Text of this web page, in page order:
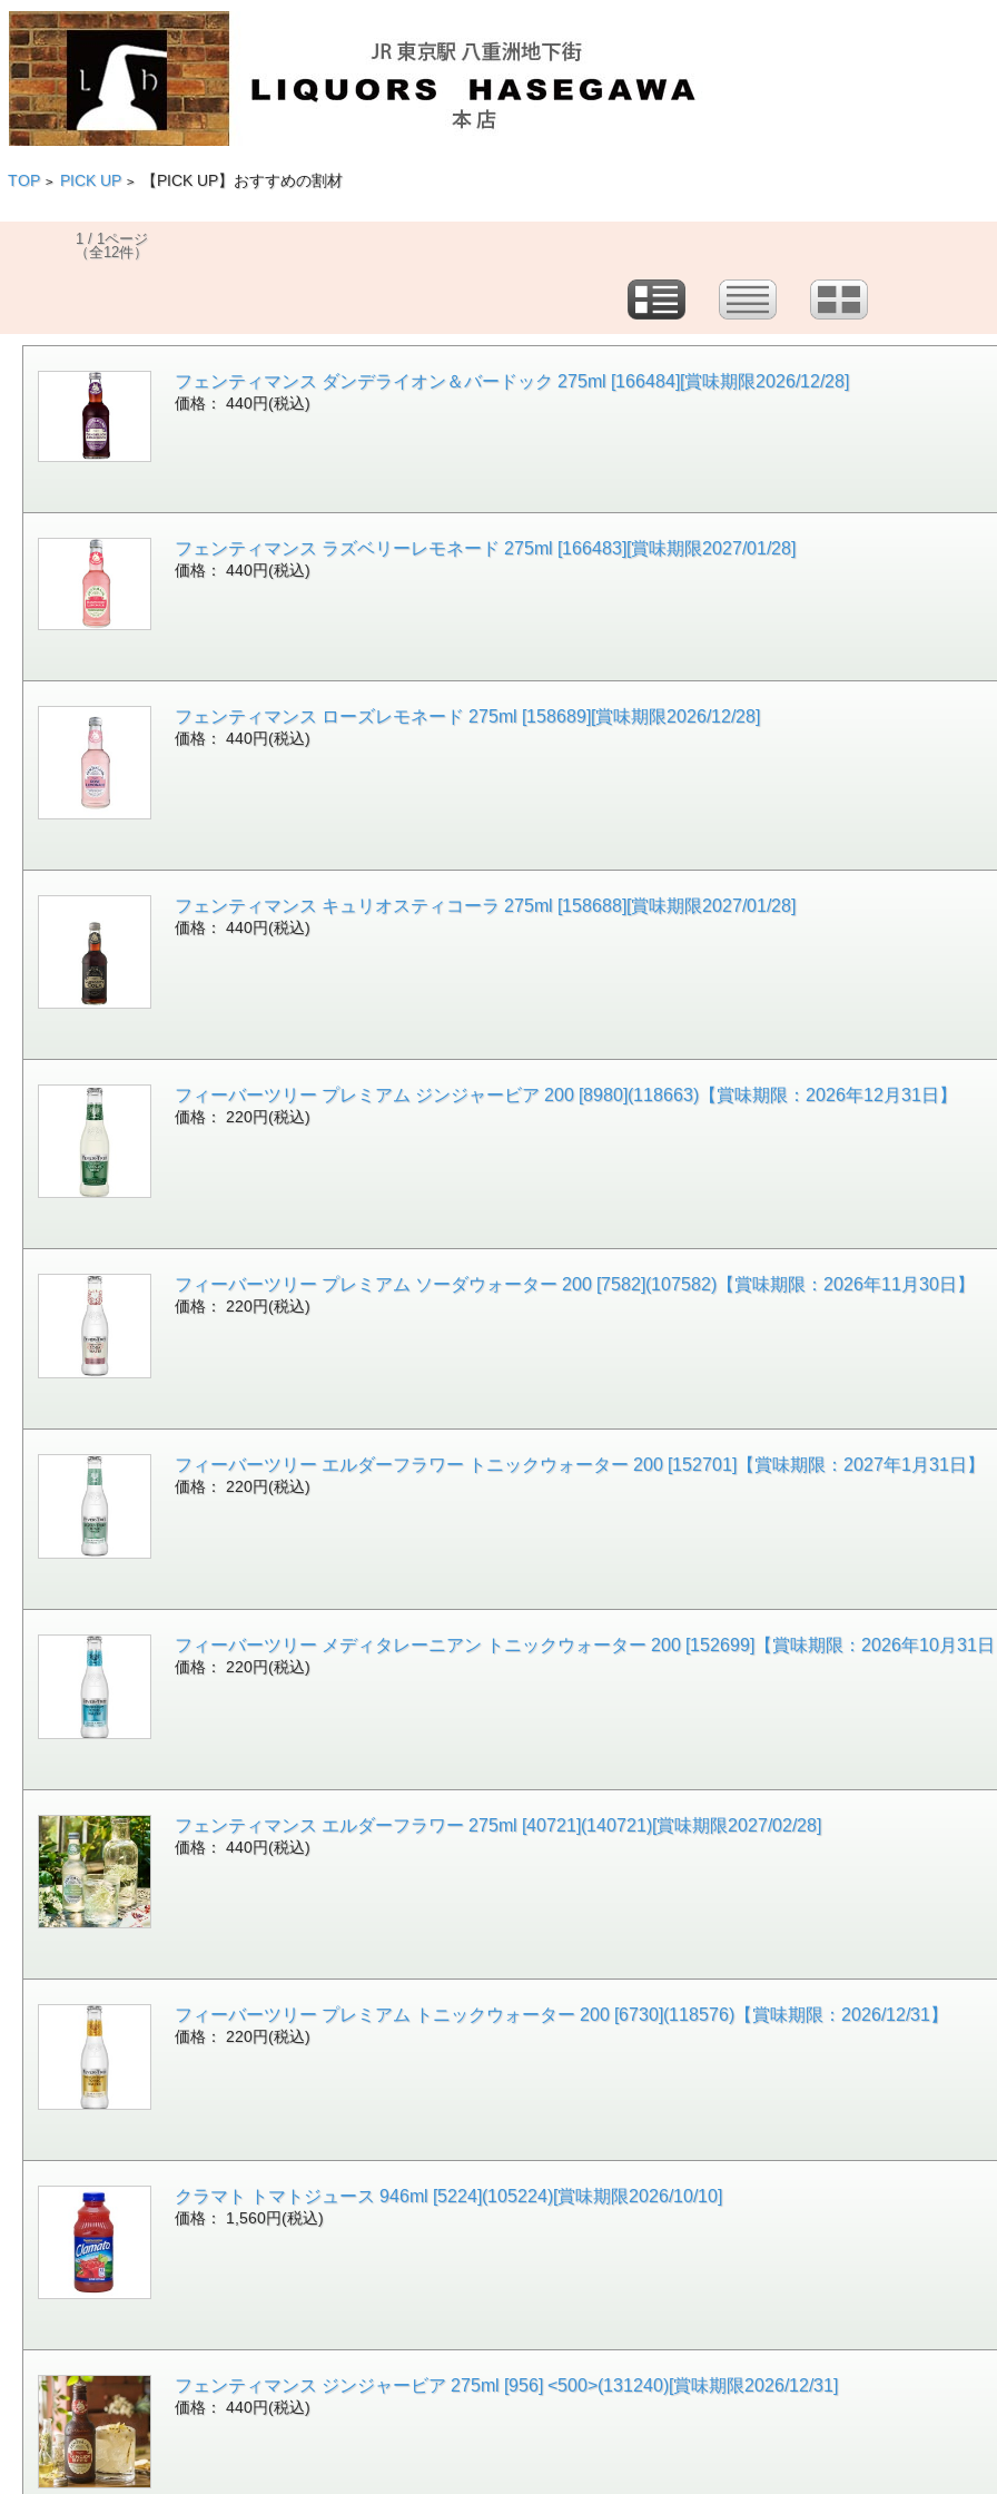
TOP > PICK UP > 【PICK UP】おすすめの割材
1 / 1ページ
（全12件）
フェンティマンス ダンデライオン＆バードック 275ml [166484][賞味期限2026/12/28]
価格： 440円(税込)
フェンティマンス ラズベリーレモネード 275ml [166483][賞味期限2027/01/28]
価格： 440円(税込)
フェンティマンス ローズレモネード 275ml [158689][賞味期限2026/12/28]
価格： 440円(税込)
フェンティマンス キュリオスティコーラ 275ml [158688][賞味期限2027/01/28]
価格： 440円(税込)
フィーバーツリー プレミアム ジンジャービア 200 [8980](118663)【賞味期限：2026年12月31日】
価格： 220円(税込)
フィーバーツリー プレミアム ソーダウォーター 200 [7582](107582)【賞味期限：2026年11月30日】
価格： 220円(税込)
フィーバーツリー エルダーフラワー トニックウォーター 200 [152701]【賞味期限：2027年1月31日】
価格： 220円(税込)
フィーバーツリー メディタレーニアン トニックウォーター 200 [152699]【賞味期限：2026年10月31
価格： 220円(税込)
フェンティマンス エルダーフラワー 275ml [40721](140721)[賞味期限2027/02/28]
価格： 440円(税込)
フィーバーツリー プレミアム トニックウォーター 200 [6730](118576)【賞味期限：2026/12/31】
価格： 220円(税込)
クラマト トマトジュース 946ml [5224](105224)[賞味期限2026/10/10]
価格： 1,560円(税込)
フェンティマンス ジンジャービア 275ml [956] <500>(131240)[賞味期限2026/12/31]
価格： 440円(税込)